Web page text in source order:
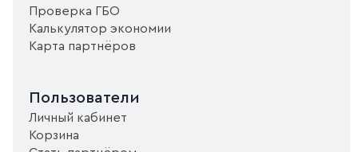
Проверка ГБО
Калькулятор экономии
Карта партнёров
Пользователи
Личный кабинет
Корзина